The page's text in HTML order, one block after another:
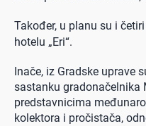
Također, u planu su i
hotelu „Eri“.
Inače, iz Gradske uprave
sastanku gradonačelnika
predstavnicima
kolektora i pročistača,